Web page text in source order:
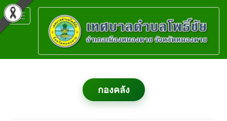
Toggle
navigation
กองคลัง